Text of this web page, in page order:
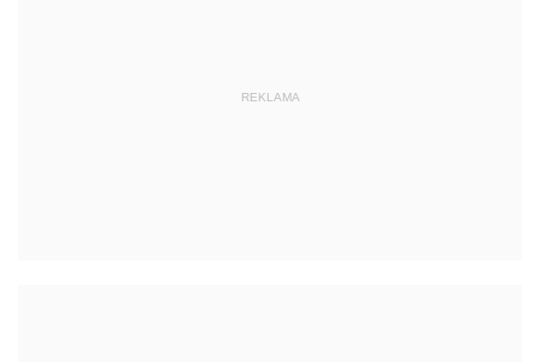
REKLAMA